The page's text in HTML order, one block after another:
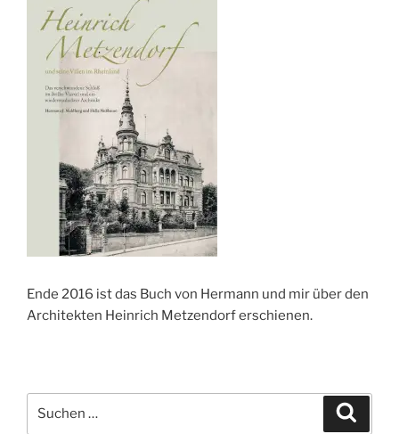
Ende 2016 ist das Buch von Hermann und mir über den
Architekten Heinrich Metzendorf erschienen.
nach: